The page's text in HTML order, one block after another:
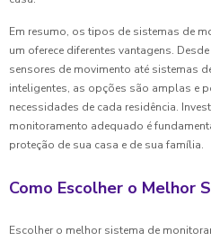
Em resumo, os tipos de sistemas de
um oferece diferentes vantagens.
sensores de movimento até sistemas
inteligentes, as opções são amplas e
necessidades de cada residência.
monitoramento adequado é
proteção de sua casa e de sua família.
Como Escolher o Melhor
Escolher o melhor sistema de